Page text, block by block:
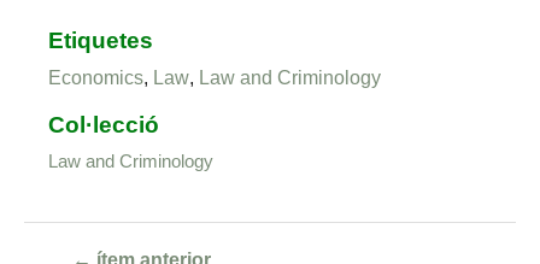
Etiquetes
Economics, Law, Law and Criminology
Col·lecció
Law and Criminology